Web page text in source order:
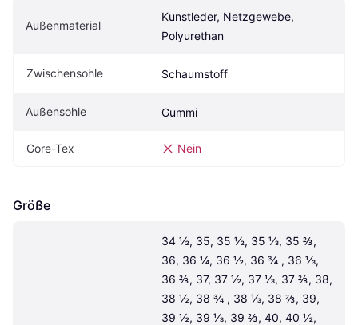
Außenmaterial
Kunstleder, Netzgewebe,
Polyurethan
Zwischensohle Schaumstoff
Außensohle Gummi
Gore-Tex Nein
Größe
34 ½, 35, 35 ½, 35 ⅓, 35 ⅔,
36, 36 ¼, 36 ½, 36 ¾ , 36 ⅓,
36 ⅔, 37, 37 ½, 37 ⅓, 37 ⅔, 38,
38 ½, 38 ¾ , 38 ⅓, 38 ⅔, 39,
39 ½, 39 ⅓, 39 ⅔, 40, 40 ½,